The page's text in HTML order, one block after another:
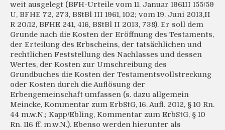
weit ausgelegt (BFH-Urteile vom 11. Januar 1961II 155/59
U, BFHE 72, 273, BStBl III 1961, 102; vom 19. Juni 2013,II
R 20/12, BFHE 241, 416, BStBl II 2013, 738). Er soll dem
Grunde nach die Kosten der Eröffnung des Testaments,
der Erteilung des Erbscheins, der tatsächlichen und
rechtlichen Feststellung des Nachlasses und dessen
Wertes, der Kosten zur Umschreibung des
Grundbuches die Kosten der Testamentsvollstreckung
oder Kosten durch die Auflösung der
Erbengemeinschaft umfassen (s. dazu allgemein
Meincke, Kommentar zum ErbStG, 16. Aufl. 2012, § 10 Rn.
44 m.w.N.; Kapp/Ebling, Kommentar zum ErbStG, § 10
Rn. 116 ff. m.w.N.). Ebenso werden hierunter als